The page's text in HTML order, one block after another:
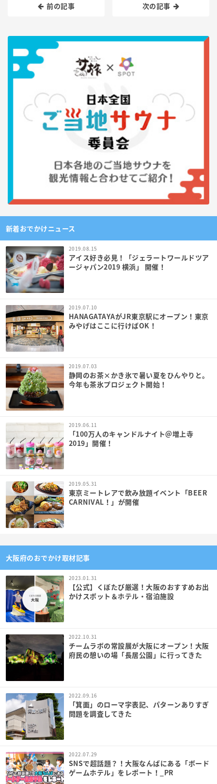
前の記事 次の記事
新着おでかけニュース
2019.08.15
アイス好き必見！「ジェラートワールドツア
ージャパン2019 横浜」 開催！
2019.07.10
HANAGATAYAがJR東京駅にオープン！東京
みやげはここに行けばOK！
2019.07.03
静岡のお茶×かき氷で暑い夏をひんやりと。
今年も茶氷プロジェクト開始！
2019.06.11
「100万人のキャンドルナイト＠増上寺
2019」開催！
2019.05.31
東京ミートレアで飲み放題イベント「BEER
CARNIVAL！」が開催
大阪府のおでかけ取材記事
2023.01.31
【公式】くぼたび厳選！大阪のおすすめお出
かけスポット＆ホテル・宿泊施設
2022.10.31
チームラボの常設展が大阪にオープン！大阪
府民の憩いの場「長居公園」に行ってきた
2022.09.16
「箕面」のローマ字表記、パターンありすぎ
問題を調査してきた
2022.07.29
SNSで超話題？！大阪なんばにある「ボード
ゲームホテル」をレポート！_PR